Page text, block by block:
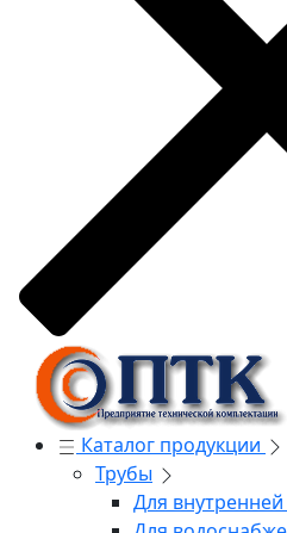
Каталог продукции
Трубы
Для